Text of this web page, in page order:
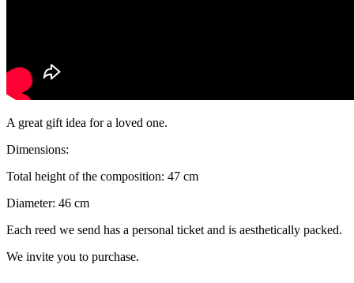
A great gift idea for a loved one.
Dimensions:
Total height of the composition: 47 cm
Diameter: 46 cm
Each reed we send has a personal ticket and is aesthetically packed.
We invite you to purchase.